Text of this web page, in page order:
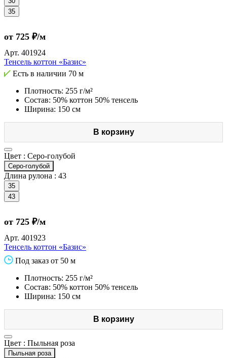
35
от 725 ₽/м
Арт. 401924
Тенсель коттон «Базис»
Есть в наличии 70 м
Плотность: 255 г/м²
Состав: 50% коттон 50% тенсель
Ширина: 150 см
В корзину
Цвет : Серо-голубой
Серо-голубой
Длина рулона : 43
35
43
от 725 ₽/м
Арт. 401923
Тенсель коттон «Базис»
Под заказ от 50 м
Плотность: 255 г/м²
Состав: 50% коттон 50% тенсель
Ширина: 150 см
В корзину
Цвет : Пыльная роза
Пыльная роза